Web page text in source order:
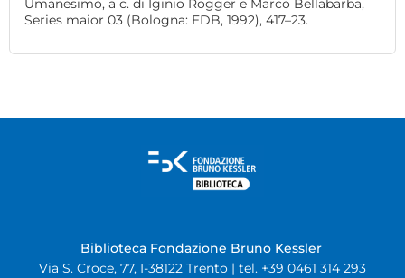
Umanesimo, a c. di Iginio Rogger e Marco Bellabarba,
Series maior 03 (Bologna: EDB, 1992), 417–23.
Biblioteca Fondazione Bruno Kessler
Via S. Croce, 77, I-38122 Trento | tel. +39 0461 314 293